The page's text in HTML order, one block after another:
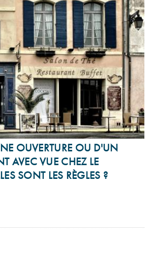
OUVERTURE OU D'UN
AVEC VUE CHEZ LE
SONT LES RÈGLES ?